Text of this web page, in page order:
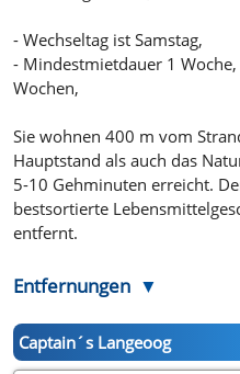
- Wechseltag ist Samstag,
- Mindestmietdauer 1
Wochen,
Sie wohnen 400 m vom
Hauptstand als auch das
5-10 Gehminuten erreicht.
bestsortierte
entfernt.
Entfernungen
Captain´s Langeoog